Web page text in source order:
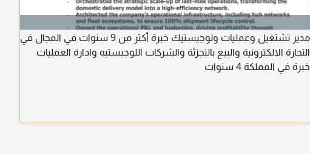
مدير تشتغيل وعمليات ولوجيستيك خبرة أكثر من 9 سنوات في المجال في
التجارة الالكترونية والبيع بالتجزئة والشركات اللوجيستيه وادارة العمليات
خبرة في المملكة 4 سنوات